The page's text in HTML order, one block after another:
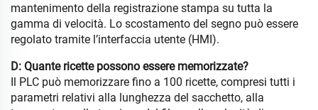
mantenimento della registrazione stampa su tutta la
gamma di velocità. Lo scostamento del segno può essere
regolato tramite l’interfaccia utente (HMI).
D: Quante ricette possono essere memorizzate?
Il PLC può memorizzare fino a 100 ricette, compresi tutti i
parametri relativi alla lunghezza del sacchetto, alla